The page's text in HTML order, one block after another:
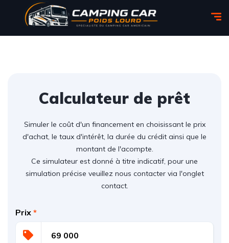
Calculateur de prêt
Simuler le coût d'un financement en choisissant le prix
d'achat, le taux d'intérêt, la durée du crédit ainsi que le
montant de l'acompte.
Ce simulateur est donné à titre indicatif, pour une
simulation précise veuillez nous contacter via l'onglet
contact.
Prix *